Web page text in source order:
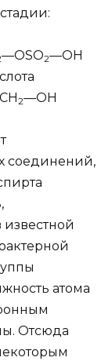
—OSO2—OH
2—OH
соединений,
атома
Отсюда